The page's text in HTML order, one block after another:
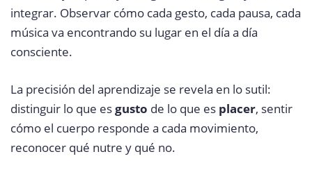
integrar. Observar cómo cada gesto, cada pausa, cada
música va encontrando su lugar en el día a día
consciente.
La precisión del aprendizaje se revela en lo sutil:
distinguir lo que esgusto de lo que es placer, sentir
cómo el cuerpo responde a cada movimiento,
reconocer qué nutre y qué no.